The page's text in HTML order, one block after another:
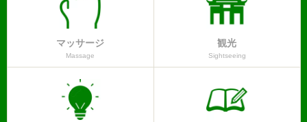
マッサージ
Massage
観光
Sightseeing